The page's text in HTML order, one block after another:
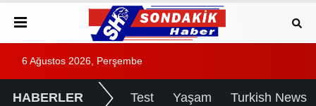
6 Ağustos 2026, Perşembe
HABERLER Test Yaşam Turkish News